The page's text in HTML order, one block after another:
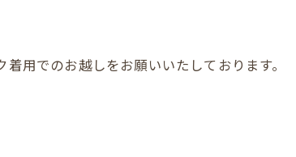
用でのお越しをお願いいたしております。